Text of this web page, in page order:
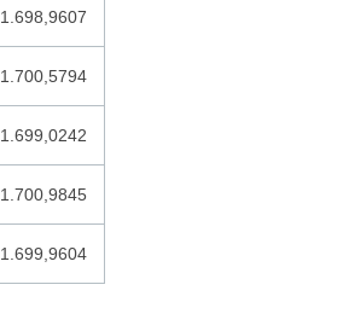
1.698,9607
1.700,5794
1.699,0242
1.700,9845
1.699,9604